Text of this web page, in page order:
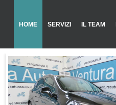
HOME SERVIZI IL TEAM